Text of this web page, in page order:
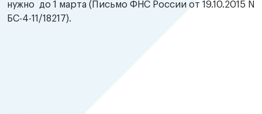
нужно до 1 марта (Письмо ФНС России от 19.10.2015 N
БС-4-11/18217).